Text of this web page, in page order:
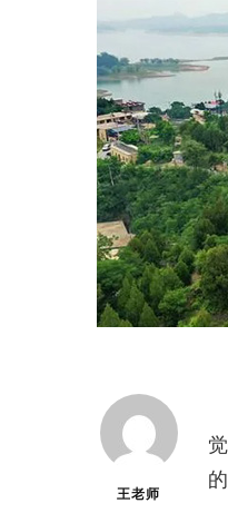
王老师